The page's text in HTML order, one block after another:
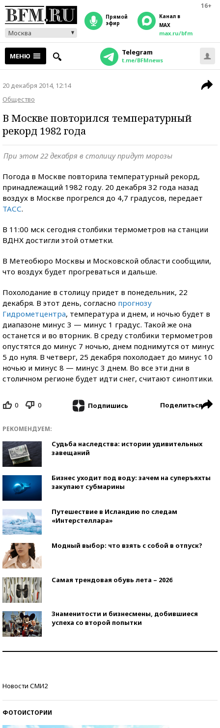
16+
Москва
прямой
эфир
Канал в
MAX
max.ru/bfm
МЕНЮ Telegram
t.me/BFMnews
20 декабря 2014, 12:14
Общество
В Москве повторился температурный
рекорд 1982 года
При этом 22 декабря в столицу придут морозы
Погода в Москве повторила температурный рекорд,
принадлежащий 1982 году. 20 декабря 32 года назад
воздух в Москве прогрелся до 4,7 градусов, передает
ТАСС.
В 11:00 мск сегодня столбики термометров на станции
ВДНХ достигли этой отметки.
В Метеобюро Москвы и Московской области сообщили,
что воздух будет прогреваться и дальше.
Похолодание в столицу придет в понедельник, 22
декабря. В этот день, согласно прогнозу
Гидрометцентра, температура и днем, и ночью будет в
диапазоне минус 3 — минус 1 градус. Такой же она
останется и во вторник. В среду столбики термометров
опустятся до минус 7 ночью, днем поднимутся от минус
5 до нуля. В четверг, 25 декабря похолодает до минус 10
ночью и минус 8 — минус 3 днем. Во все эти дни в
столичном регионе будет идти снег, считают синоптики.
0 0 Подпишись Поделиться
РЕКОМЕНДУЕМ:
Судьба наследства: истории удивительных
завещаний
Бизнес уходит под воду: зачем на суперъяхты
закупают субмарины
Путешествие в Исландию по следам
«Интерстеллара»
Модный выбор: что взять с собой в отпуск?
Самая трендовая обувь лета – 2026
Знаменитости и бизнесмены, добившиеся
успеха со второй попытки
Новости СМИ2
ФОТОИСТОРИИ